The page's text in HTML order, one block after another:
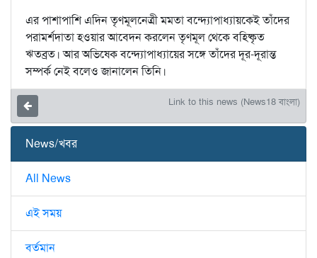
এর পাশাপাশি এদিন তৃণমূলনেত্রী মমতা বন্দ্যোপাধ্যায়কেই তাঁদের
পরামর্শদাতা হওয়ার আবেদন করলেন তৃণমূল থেকে বহিষ্কৃত
ঋতব্রত। আর অভিষেক বন্দ্যোপাধ্যায়ের সঙ্গে তাঁদের দূর-দূরান্ত
সম্পর্ক নেই বলেও জানালেন তিনি।
Link to this news (News18 বাংলা)
News/খবর
All News
এই সময়
বর্তমান